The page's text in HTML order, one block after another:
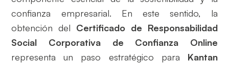
confianza empresarial. En este sentido, la
obtención del Certificado de Responsabilidad
Social Corporativa de Confianza Online
representa un paso estratégico para Kantan